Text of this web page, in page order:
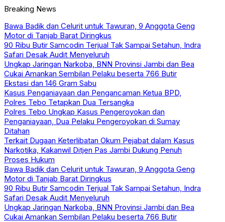
Breaking News
Bawa Badik dan Celurit untuk Tawuran, 9 Anggota Geng
Motor di Tanjab Barat Diringkus
90 Ribu Butir Samcodin Terjual Tak Sampai Setahun, Indra
Safari Desak Audit Menyeluruh
Ungkap Jaringan Narkoba, BNN Provinsi Jambi dan Bea
Cukai Amankan Sembilan Pelaku beserta 766 Butir
Ekstasi dan 146 Gram Sabu
Kasus Penganiayaan dan Pengancaman Ketua BPD,
Polres Tebo Tetapkan Dua Tersangka
Polres Tebo Ungkap Kasus Pengeroyokan dan
Penganiayaan, Dua Pelaku Pengeroyokan di Sumay
Ditahan
Terkait Dugaan Keterlibatan Okum Pejabat dalam Kasus
Narkotika, Kakanwil Ditjen Pas Jambi Dukung Penuh
Proses Hukum
Bawa Badik dan Celurit untuk Tawuran, 9 Anggota Geng
Motor di Tanjab Barat Diringkus
90 Ribu Butir Samcodin Terjual Tak Sampai Setahun, Indra
Safari Desak Audit Menyeluruh
Ungkap Jaringan Narkoba, BNN Provinsi Jambi dan Bea
Cukai Amankan Sembilan Pelaku beserta 766 Butir